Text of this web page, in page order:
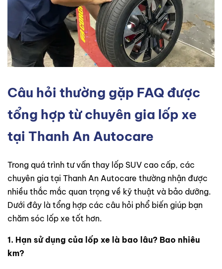
Câu hỏi thường gặp FAQ được
tổng hợp từ chuyên gia lốp xe
tại Thanh An Autocare
Trong quá trình tư vấn thay lốp SUV cao cấp, các
chuyên gia tại Thanh An Autocare thường nhận được
nhiều thắc mắc quan trọng về kỹ thuật và bảo dưỡng.
Dưới đây là tổng hợp các câu hỏi phổ biến giúp bạn
chăm sóc lốp xe tốt hơn.
1. Hạn sử dụng của lốp xe là bao lâu? Bao nhiêu
km?